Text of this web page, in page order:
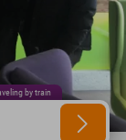
by train